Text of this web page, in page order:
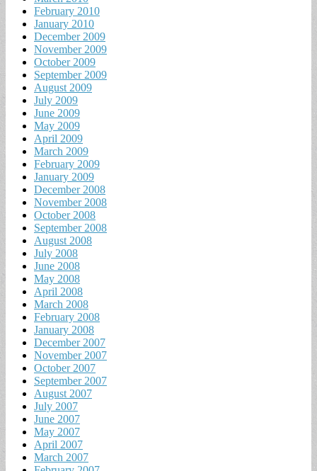
February 2010
January 2010
December 2009
November 2009
October 2009
September 2009
August 2009
July 2009
June 2009
May 2009
April 2009
March 2009
February 2009
January 2009
December 2008
November 2008
October 2008
September 2008
August 2008
July 2008
June 2008
May 2008
April 2008
March 2008
February 2008
January 2008
December 2007
November 2007
October 2007
September 2007
August 2007
July 2007
June 2007
May 2007
April 2007
March 2007